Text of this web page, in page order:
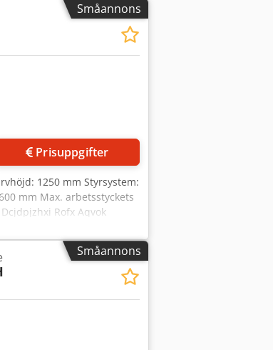
Småannons
Prisuppgifter
1250 mm Styrsystem:
mm Max. arbetsstyckets
Rofx Aqvok
effekt: 75 kW Maskinvikt:
för 12
Småannons